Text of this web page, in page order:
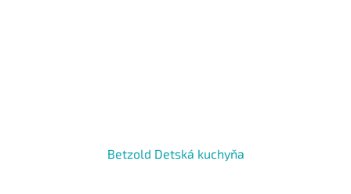
Betzold Detská kuchyňa